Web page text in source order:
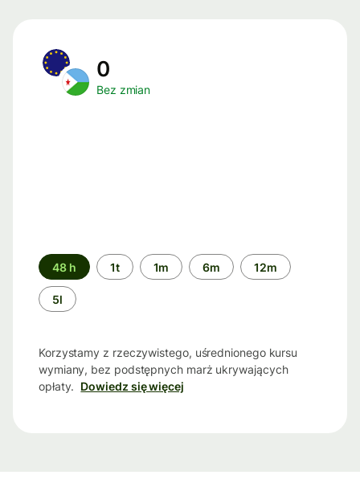
0
Bez zmian
Przedział
czasu
48 h 1t 1m 6m 12m
5l
Korzystamy z rzeczywistego, uśrednionego kursu
wymiany, bez podstępnych marż ukrywających
opłaty. Dowiedz się więcej